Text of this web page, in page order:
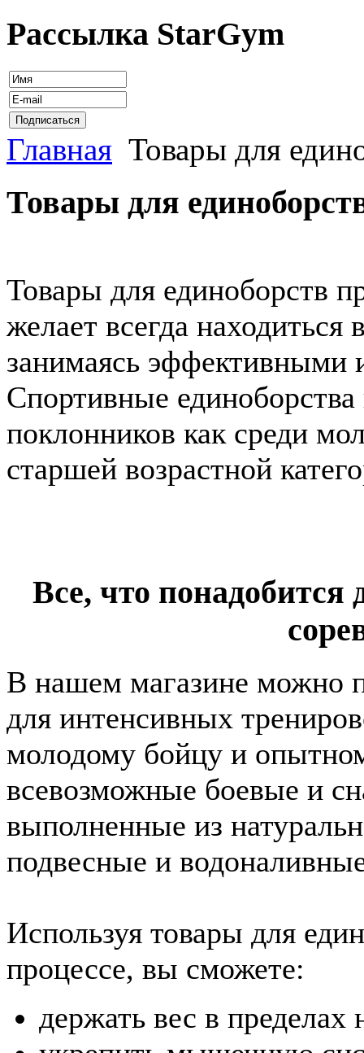
Рассылка StarGym
Главная Товары для
Товары для
Товары для единоборств
желает всегда
занимаясь
Спортивные
поклонников как среди
старшей возрастной
Все, что понадобится
В нашем магазине можно
для интенсивных
молодому бойцу и
всевозможные боевые и
выполненные из
подвесные и
Используя товары для
процессе, вы сможете:
держать вес в